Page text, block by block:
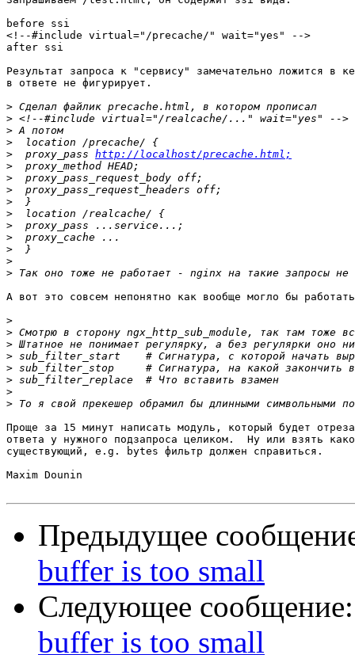
before ssi
<!--#include virtual="/precache/" wait="yes" -->
after ssi
Результат запроса к "сервису" замечательно ложится в
в ответе не фигурирует.
>
>
>
>
>
  proxy_pass
http://localhost/precache.html;
>
>
>
>
>
>
>
>
>
>
А вот это совсем непонятно как вообще могло бы
>
>
>
>
>
>
>
>
Проще за 15 минут написать модуль, который будет
ответа у нужного подзапроса целиком.  Ну или взять
существующий, e.g. bytes фильтр должен справиться.
Maxim Dounin
Предыдущее
buffer is too small
Следующее
buffer is too small